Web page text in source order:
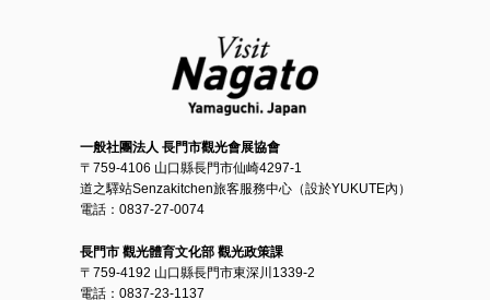
一般社團法人 長門市觀光會展協會
〒759-4106 山口縣長門市仙崎4297-1
道之驛站Senzakitchen旅客服務中心（設於YUKUTE內）
電話：0837-27-0074
長門市 觀光體育文化部 觀光政策課
〒759-4192 山口縣長門市東深川1339-2
電話：0837-23-1137